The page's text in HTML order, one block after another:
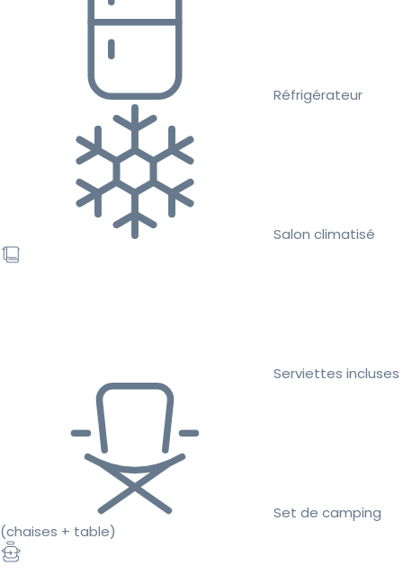
Réfrigérateur
Salon climatisé
Serviettes incluses
Set de camping
(chaises + table)